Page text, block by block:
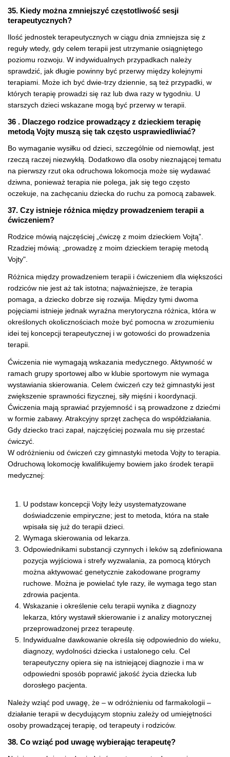
35. Kiedy można zmniejszyć częstotliwość sesji
terapeutycznych?
Ilość jednostek terapeutycznych w ciągu dnia zmniejsza się z
reguły wtedy, gdy celem terapii jest utrzymanie osiągniętego
poziomu rozwoju. W indywidualnych przypadkach należy
sprawdzić, jak długie powinny być przerwy między kolejnymi
terapiami. Może ich być dwie-trzy dziennie, są też przypadki, w
których terapię prowadzi się raz lub dwa razy w tygodniu. U
starszych dzieci wskazane mogą być przerwy w terapii.
36 . Dlaczego rodzice prowadzący z dzieckiem terapię
metodą Vojty muszą się tak często usprawiedliwiać?
Bo wymaganie wysiłku od dzieci, szczególnie od niemowląt, jest
rzeczą raczej niezwykłą. Dodatkowo dla osoby nieznającej tematu
na pierwszy rzut oka odruchowa lokomocja może się wydawać
dziwna, ponieważ terapia nie polega, jak się tego często
oczekuje, na zachęcaniu dziecka do ruchu za pomocą zabawek.
37. Czy istnieje różnica między prowadzeniem terapii a
ćwiczeniem?
Rodzice mówią najczęściej „ćwiczę z moim dzieckiem Vojtą”.
Rzadziej mówią: „prowadzę z moim dzieckiem terapię metodą
Vojty".
Różnica między prowadzeniem terapii i ćwiczeniem dla większości
rodziców nie jest aż tak istotna; najważniejsze, że terapia
pomaga, a dziecko dobrze się rozwija. Między tymi dwoma
pojęciami istnieje jednak wyraźna merytoryczna różnica, która w
określonych okolicznościach może być pomocna w zrozumieniu
idei tej koncepcji terapeutycznej i w gotowości do prowadzenia
terapii.
Ćwiczenia nie wymagają wskazania medycznego. Aktywność w
ramach grupy sportowej albo w klubie sportowym nie wymaga
wystawiania skierowania. Celem ćwiczeń czy też gimnastyki jest
zwiększenie sprawności fizycznej, siły mięśni i koordynacji.
Ćwiczenia mają sprawiać przyjemność i są prowadzone z dziećmi
w formie zabawy. Atrakcyjny sprzęt zachęca do współdziałania.
Gdy dziecko traci zapał, najczęściej pozwala mu się przestać
ćwiczyć.
W odróżnieniu od ćwiczeń czy gimnastyki metoda Vojty to terapia.
Odruchową lokomocję kwalifikujemy bowiem jako środek terapii
medycznej:
U podstaw koncepcji Vojty leży usystematyzowane
doświadczenie empiryczne; jest to metoda, która na stałe
wpisała się już do terapii dzieci.
Wymaga skierowania od lekarza.
Odpowiednikami substancji czynnych i leków są zdefiniowana
pozycja wyjściowa i strefy wyzwalania, za pomocą których
można aktywować genetycznie zakodowane programy
ruchowe. Można je powielać tyle razy, ile wymaga tego stan
zdrowia pacjenta.
Wskazanie i określenie celu terapii wynika z diagnozy
lekarza, który wystawił skierowanie i z analizy motorycznej
przeprowadzonej przez terapeutę.
Indywidualne dawkowanie określa się odpowiednio do wieku,
diagnozy, wydolności dziecka i ustalonego celu. Cel
terapeutyczny opiera się na istniejącej diagnozie i ma w
odpowiedni sposób poprawić jakość życia dziecka lub
dorosłego pacjenta.
Należy wziąć pod uwagę, że – w odróżnieniu od farmakologii –
działanie terapii w decydującym stopniu zależy od umiejętności
osoby prowadzącej terapię, od terapeuty i rodziców.
38. Co wziąć pod uwagę wybierając terapeutę?